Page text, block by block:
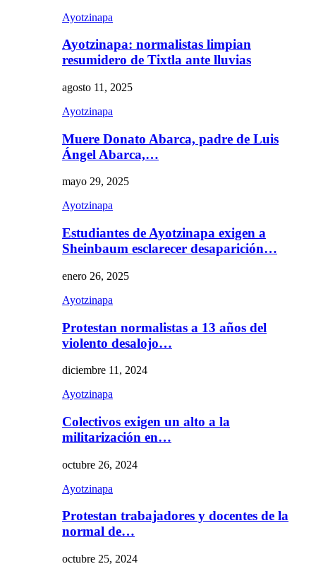
Ayotzinapa
Ayotzinapa: normalistas limpian
resumidero de Tixtla ante lluvias
agosto 11, 2025
Ayotzinapa
Muere Donato Abarca, padre de Luis
Ángel Abarca,…
mayo 29, 2025
Ayotzinapa
Estudiantes de Ayotzinapa exigen a
Sheinbaum esclarecer desaparición…
enero 26, 2025
Ayotzinapa
Protestan normalistas a 13 años del
violento desalojo…
diciembre 11, 2024
Ayotzinapa
Colectivos exigen un alto a la
militarización en…
octubre 26, 2024
Ayotzinapa
Protestan trabajadores y docentes de la
normal de…
octubre 25, 2024